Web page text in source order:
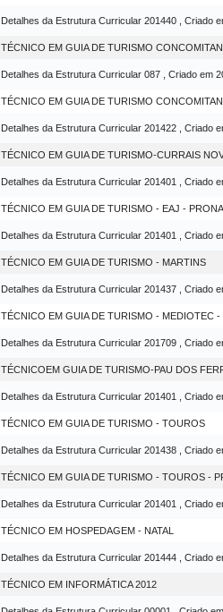
Detalhes da Estrutura Curricular 201440 , Criado
TÉCNICO EM GUIA DE TURISMO
Detalhes da Estrutura Curricular 087 , Criado em
TÉCNICO EM GUIA DE TURISMO
Detalhes da Estrutura Curricular 201422 , Criado
TÉCNICO EM GUIA DE TURISMO-CURRAIS
Detalhes da Estrutura Curricular 201401 , Criado
TÉCNICO EM GUIA DE TURISMO - EAJ -
Detalhes da Estrutura Curricular 201401 , Criado
TÉCNICO EM GUIA DE TURISMO - MARTINS
Detalhes da Estrutura Curricular 201437 , Criado
TÉCNICO EM GUIA DE TURISMO - MEDIOTEC
Detalhes da Estrutura Curricular 201709 , Criado
TÉCNICOEM GUIA DE TURISMO-PAU DOS
Detalhes da Estrutura Curricular 201401 , Criado
TÉCNICO EM GUIA DE TURISMO - TOUROS
Detalhes da Estrutura Curricular 201438 , Criado
TÉCNICO EM GUIA DE TURISMO - TOUROS -
Detalhes da Estrutura Curricular 201401 , Criado
TÉCNICO EM HOSPEDAGEM - NATAL
Detalhes da Estrutura Curricular 201444 , Criado
TÉCNICO EM INFORMÁTICA 2012